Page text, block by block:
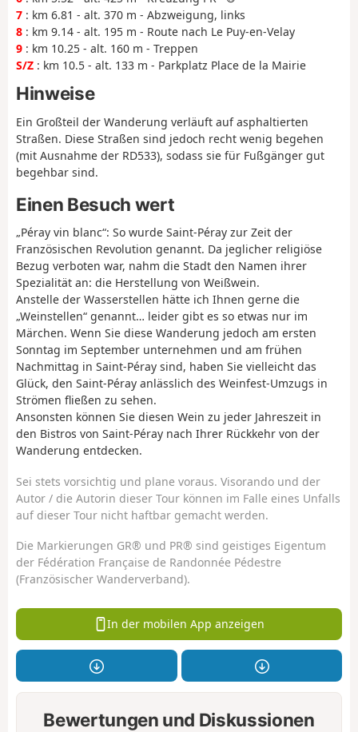
7 : km 6.81 - alt. 370 m - Abzweigung, links
8 : km 9.14 - alt. 195 m - Route nach Le Puy-en-Velay
9 : km 10.25 - alt. 160 m - Treppen
S/Z : km 10.5 - alt. 133 m - Parkplatz Place de la Mairie
Hinweise
Ein Großteil der Wanderung verläuft auf asphaltierten
Straßen. Diese Straßen sind jedoch recht wenig begehen
(mit Ausnahme der RD533), sodass sie für Fußgänger gut
begehbar sind.
Einen Besuch wert
„Péray vin blanc“: So wurde Saint-Péray zur Zeit der
Französischen Revolution genannt. Da jeglicher religiöse
Bezug verboten war, nahm die Stadt den Namen ihrer
Spezialität an: die Herstellung von Weißwein.
Anstelle der Wasserstellen hätte ich Ihnen gerne die
„Weinstellen“ genannt… leider gibt es so etwas nur im
Märchen. Wenn Sie diese Wanderung jedoch am ersten
Sonntag im September unternehmen und am frühen
Nachmittag in Saint-Péray sind, haben Sie vielleicht das
Glück, den Saint-Péray anlässlich des Weinfest-Umzugs in
Strömen fließen zu sehen.
Ansonsten können Sie diesen Wein zu jeder Jahreszeit in
den Bistros von Saint-Péray nach Ihrer Rückkehr von der
Wanderung entdecken.
Sei stets vorsichtig und plane voraus. Visorando und der
Autor / die Autorin dieser Tour können im Falle eines Unfalls
auf dieser Tour nicht haftbar gemacht werden.
Die Markierungen GR® und PR® sind geistiges Eigentum
der Fédération Française de Randonnée Pédestre
(Französischer Wanderverband).
In der mobilen App anzeigen
Bewertungen und Diskussionen